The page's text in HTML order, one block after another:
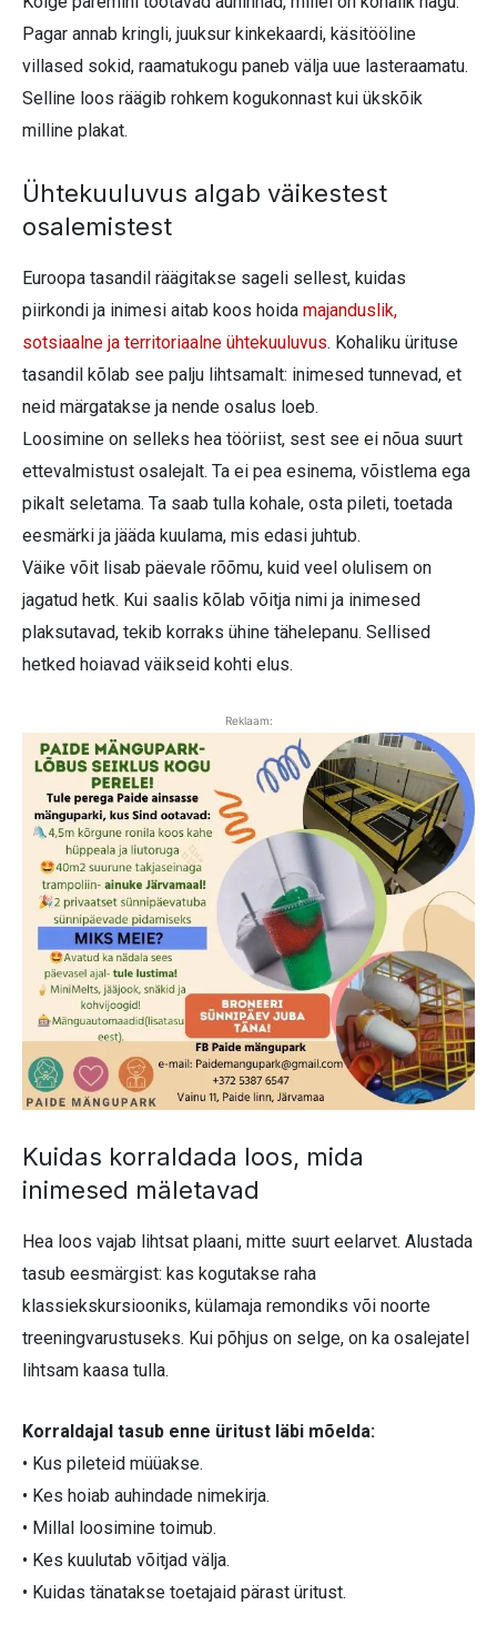
Pagar annab kringli, juuksur kinkekaardi, käsitööline
villased sokid, raamatukogu paneb välja uue lasteraamatu.
Selline loos räägib rohkem kogukonnast kui ükskõik
milline plakat.
Ühtekuuluvus algab väikestest
osalemistest
Euroopa tasandil räägitakse sageli sellest, kuidas
piirkondi ja inimesi aitab koos hoida majanduslik,
sotsiaalne ja territoriaalne ühtekuuluvus. Kohaliku ürituse
tasandil kõlab see palju lihtsamalt: inimesed tunnevad, et
neid märgatakse ja nende osalus loeb.
Loosimine on selleks hea tööriist, sest see ei nõua suurt
ettevalmistust osalejalt. Ta ei pea esinema, võistlema ega
pikalt seletama. Ta saab tulla kohale, osta pileti, toetada
eesmärki ja jääda kuulama, mis edasi juhtub.
Väike võit lisab päevale rõõmu, kuid veel olulisem on
jagatud hetk. Kui saalis kõlab võitja nimi ja inimesed
plaksutavad, tekib korraks ühine tähelepanu. Sellised
hetked hoiavad väikseid kohti elus.
Reklaam:
Kuidas korraldada loos, mida
inimesed mäletavad
Hea loos vajab lihtsat plaani, mitte suurt eelarvet. Alustada
tasub eesmärgist: kas kogutakse raha
klassiekskursiooniks, külamaja remondiks või noorte
treeningvarustuseks. Kui põhjus on selge, on ka osalejatel
lihtsam kaasa tulla.
Korraldajal tasub enne üritust läbi mõelda:
• Kus pileteid müüakse.
• Kes hoiab auhindade nimekirja.
• Millal loosimine toimub.
• Kes kuulutab võitjad välja.
• Kuidas tänatakse toetajaid pärast üritust.